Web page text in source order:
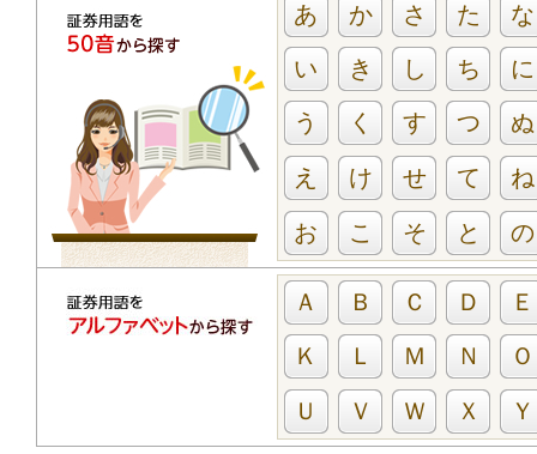
あ か さ た な
い き し ち に
う く す つ ぬ
え け せ て ね
お こ そ と の
Ａ Ｂ Ｃ Ｄ Ｅ
Ｋ Ｌ Ｍ Ｎ Ｏ
Ｕ Ｖ Ｗ Ｘ Ｙ